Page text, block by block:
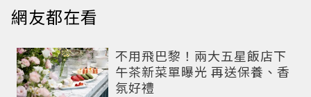
網友都在看
不用飛巴黎！兩大五星飯店下
午茶新菜單曝光 再送保養、香
氛好禮